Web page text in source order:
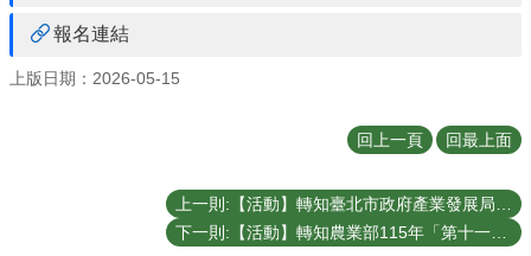
報名連結
上版日期：2026-05-15
回上一頁 回最上面